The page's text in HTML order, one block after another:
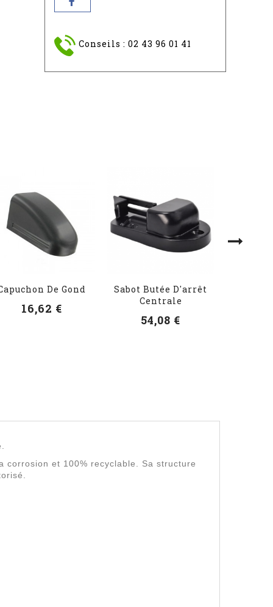
Conseils : 02 43 96 01 41
De Gond
16,62 €
Sabot Butée D'arrêt
Centrale
54,08 €
corrosion et 100% recyclable. Sa structure